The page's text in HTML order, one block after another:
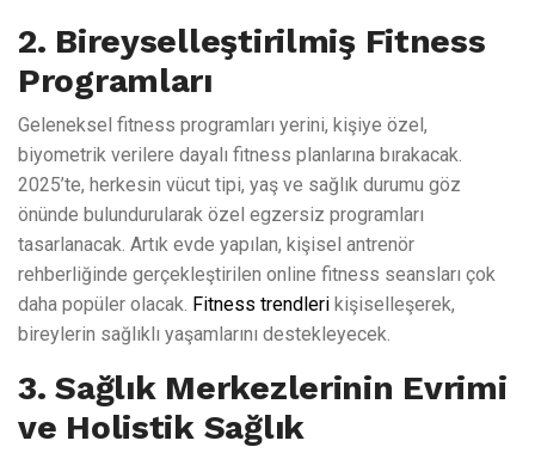
2. Bireyselleştirilmiş Fitness
Programları
Geleneksel fitness programları yerini, kişiye özel,
biyometrik verilere dayalı fitness planlarına bırakacak.
2025’te, herkesin vücut tipi, yaş ve sağlık durumu göz
önünde bulundurularak özel egzersiz programları
tasarlanacak. Artık evde yapılan, kişisel antrenör
rehberliğinde gerçekleştirilen online fitness seansları çok
daha popüler olacak. Fitness trendleri kişiselleşerek,
bireylerin sağlıklı yaşamlarını destekleyecek.
3. Sağlık Merkezlerinin Evrimi
ve Holistik Sağlık